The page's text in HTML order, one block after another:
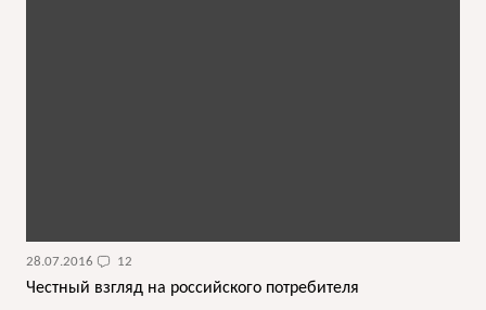
28.07.2016 12
Честный взгляд на российского потребителя